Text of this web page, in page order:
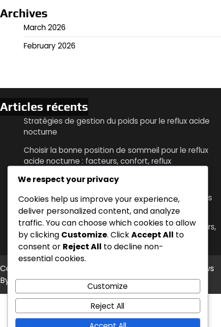
Archives
March 2026
February 2026
Articles récents
Stratégies de gestion du poids pour le reflux acide
nocturne
Choisir la bonne position de sommeil pour le reflux
acide nocturne : facteurs, confort, reflux
Manger tard le soir : effets, symptômes, timing
Le moment de la consommation de caféine et ses
effets sur le reflux acide nocturne
Position de sommeil surélevée : techniques, oreillers,
efficacité
Copyright © 2026
Theme: Timely News
By
Artify Themes.
We respect your privacy
Cookies help us improve your experience,
deliver personalized content, and analyze
traffic. You can choose which cookies to allow
by clicking Customize. ClickAccept All to
consent or Reject All to decline non-
essential cookies.
Customize
Reject All